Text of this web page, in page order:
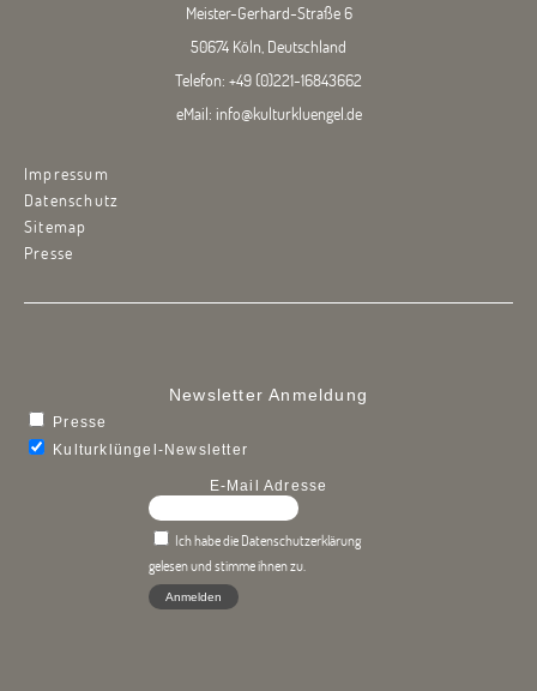
Meister-Gerhard-Straße 6
50674 Köln, Deutschland
Telefon: +49 (0)221-16843662
eMail: info@kulturkluengel.de
Impressum
Datenschutz
Sitemap
Presse
Newsletter Anmeldung
Presse
Kulturklüngel-Newsletter
E-Mail Adresse
Ich habe die Datenschutzerklärung
gelesen und stimme ihnen zu.